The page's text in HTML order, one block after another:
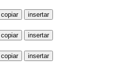
copiar insertar
copiar insertar
copiar insertar